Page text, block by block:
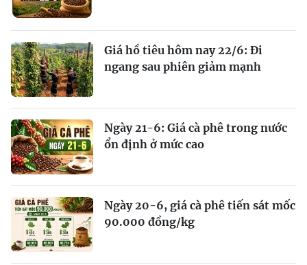
Giá hồ tiêu hôm nay 22/6: Đi
ngang sau phiên giảm mạnh
Ngày 21-6: Giá cà phê trong nước
ổn định ở mức cao
Ngày 20-6, giá cà phê tiến sát mốc
90.000 đồng/kg